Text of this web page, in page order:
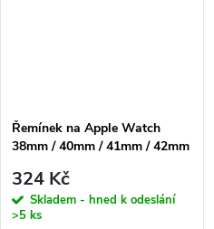
Řemínek na Apple Watch
38mm / 40mm / 41mm / 42mm
324 Kč
Skladem - hned k odeslání
>5 ks